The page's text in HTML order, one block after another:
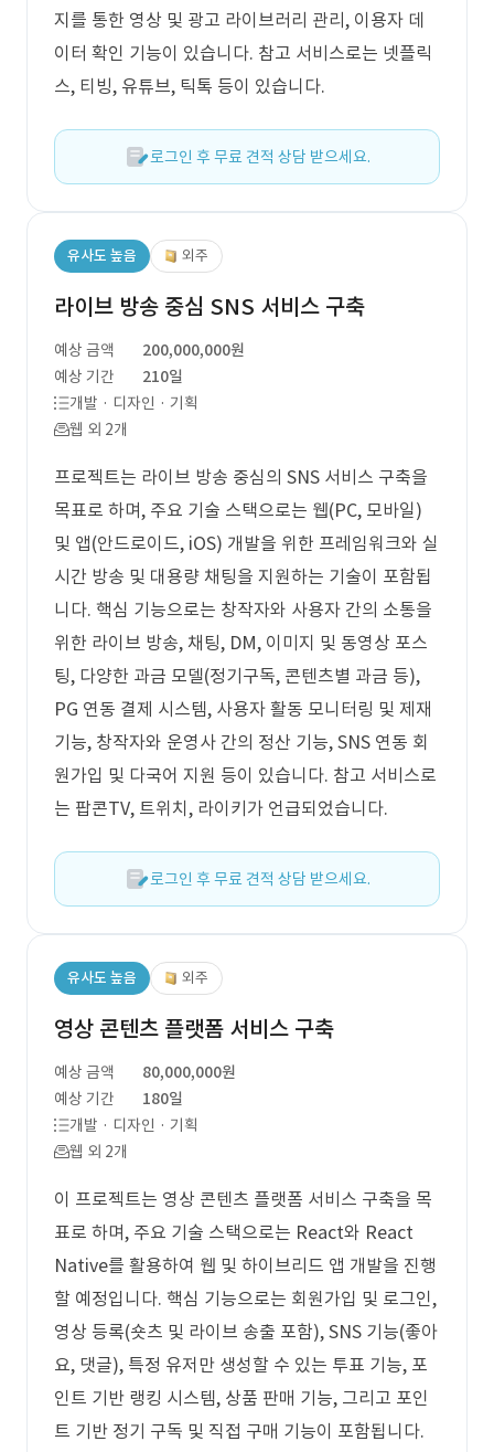
지를 통한 영상 및 광고 라이브러리 관리, 이용자 데
이터 확인 기능이 있습니다. 참고 서비스로는 넷플릭
스, 티빙, 유튜브, 틱톡 등이 있습니다.
로그인 후 무료 견적 상담 받으세요.
유사도 높음 외주
라이브 방송 중심 SNS 서비스 구축
예상 금액
200,000,000원
예상 기간
210일
개발 · 디자인 · 기획
웹 외 2개
프로젝트는 라이브 방송 중심의 SNS 서비스 구축을
목표로 하며, 주요 기술 스택으로는 웹(PC, 모바일)
및 앱(안드로이드, iOS) 개발을 위한 프레임워크와 실
시간 방송 및 대용량 채팅을 지원하는 기술이 포함됩
니다. 핵심 기능으로는 창작자와 사용자 간의 소통을
위한 라이브 방송, 채팅, DM, 이미지 및 동영상 포스
팅, 다양한 과금 모델(정기구독, 콘텐츠별 과금 등),
PG 연동 결제 시스템, 사용자 활동 모니터링 및 제재
기능, 창작자와 운영사 간의 정산 기능, SNS 연동 회
원가입 및 다국어 지원 등이 있습니다. 참고 서비스로
는 팝콘TV, 트위치, 라이키가 언급되었습니다.
로그인 후 무료 견적 상담 받으세요.
유사도 높음 외주
영상 콘텐츠 플랫폼 서비스 구축
예상 금액
80,000,000원
예상 기간
180일
개발 · 디자인 · 기획
웹 외 2개
이 프로젝트는 영상 콘텐츠 플랫폼 서비스 구축을 목
표로 하며, 주요 기술 스택으로는 React와 React
Native를 활용하여 웹 및 하이브리드 앱 개발을 진행
할 예정입니다. 핵심 기능으로는 회원가입 및 로그인,
영상 등록(숏츠 및 라이브 송출 포함), SNS 기능(좋아
요, 댓글), 특정 유저만 생성할 수 있는 투표 기능, 포
인트 기반 랭킹 시스템, 상품 판매 기능, 그리고 포인
트 기반 정기 구독 및 직접 구매 기능이 포함됩니다.